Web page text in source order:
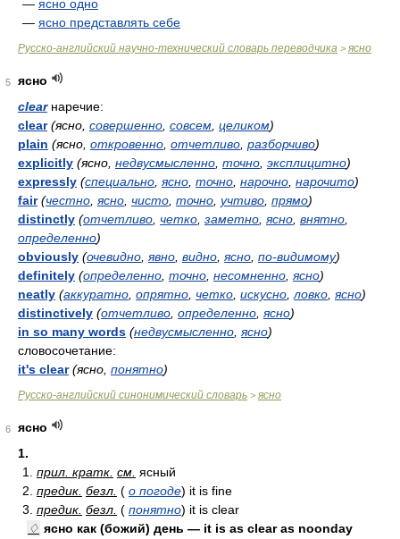
— ясно одно
— ясно представлять себе
Русско-английский научно-технический словарь переводчика > ясно
5
ясно
clear наречие:
clear (ясно, совершенно совсем целиком)
plain (ясно, откровенно отчетливо разборчиво)
explicitly (ясно, недвусмысленно точно эксплицитно)
expressly (специально ясно точно нарочно нарочито)
fair (честно ясно чисто точно учтиво прямо)
distinctly (отчетливо четко заметно ясно внятно
определенно)
obviously (очевидно явно видно ясно по-видимому)
definitely (определенно точно несомненно ясно)
neatly (аккуратно опрятно четко искусно ловко ясно)
distinctively (отчетливо определенно ясно)
in so many words (недвусмысленно ясно)
словосочетание:
it's clear (ясно, понятно)
Русско-английский синонимический словарь > ясно
6
ясно
1.
1. прил. кратк. см. ясный
2. предик. безл. ( о погоде) it is fine
3. предик. безл. ( понятно) it is clear
♢ ясно как (божий) день — it is as clear as noonday